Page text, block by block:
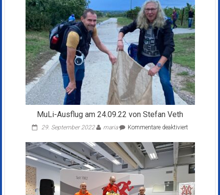
MuLi-Ausflug am 24.09.22 von Stefan Veth
29. September 2022 maria Kommentare deaktiviertfür
Ausflug
am
24.09.22
von
Veth